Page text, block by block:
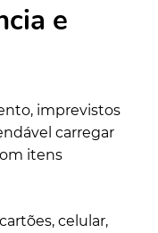
e
imprevistos
carregar
itens
celular,